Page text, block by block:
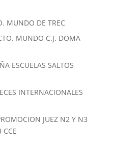
MUNDO DE TREC
MUNDO C.J. DOMA
ESCUELAS SALTOS
INTERNACIONALES
JUEZ N2 Y N3